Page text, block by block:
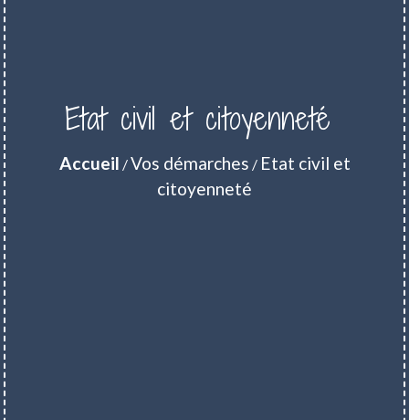
Etat civil et citoyenneté
Accueil /Vos démarches / Etat civil et
citoyenneté